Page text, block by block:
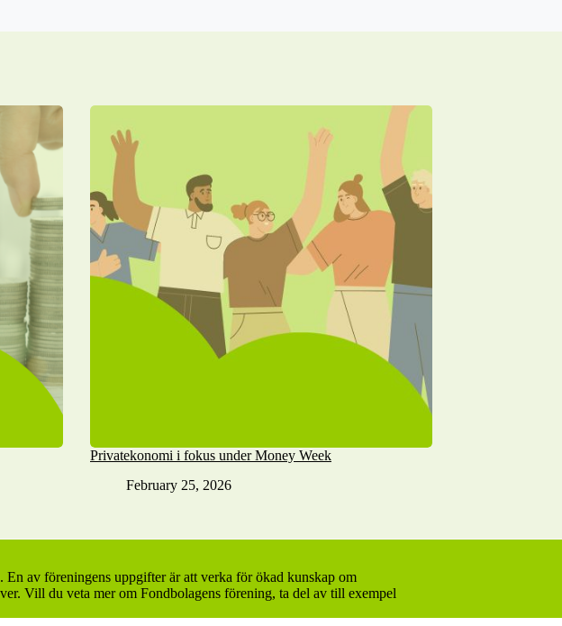
Privatekonomi i fokus under Money Week
February 25, 2026
En av föreningens uppgifter är att verka för ökad kunskap om
Vill du veta mer om Fondbolagens förening, ta del av till exempel